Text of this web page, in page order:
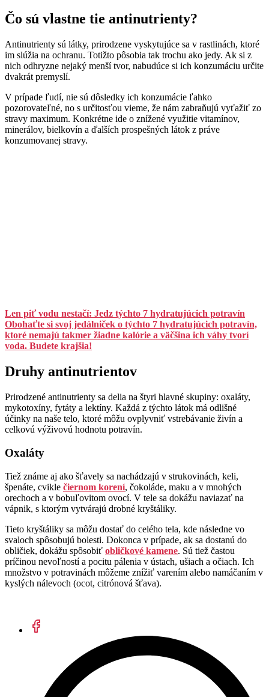
Čo sú vlastne tie antinutrienty?
Antinutrienty sú látky, prirodzene vyskytujúce sa v rastlinách, ktoré
im slúžia na ochranu. Totižto pôsobia tak trochu ako jedy. Ak si z
nich odhryzne nejaký menší tvor, nabudúce si ich konzumáciu určite
dvakrát premyslí.
V prípade ľudí, nie sú dôsledky ich konzumácie ľahko
pozorovateľné, no s určitosťou vieme, že nám zabraňujú vyťažiť zo
stravy maximum. Konkrétne ide o znížené využitie vitamínov,
minerálov, bielkovín a ďalších prospešných látok z práve
konzumovanej stravy.
Len piť vodu nestačí: Jedz týchto 7 hydratujúcich potravín
Obohaťte si svoj jedálniček o týchto 7 hydratujúcich potravín,
ktoré nemajú takmer žiadne kalórie a väčšina ich váhy tvorí
voda. Budete krajšia!
Druhy antinutrientov
Prirodzené antinutrienty sa delia na štyri hlavné skupiny: oxaláty,
mykotoxíny, fytáty a lektíny. Každá z týchto látok má odlišné
účinky na naše telo, ktoré môžu ovplyvniť vstrebávanie živín a
celkovú výživovú hodnotu potravín.
Oxaláty
Tiež známe aj ako šťavely sa nachádzajú v strukovinách, keli,
špenáte, cvikle čiernom korení, čokoláde, maku a v mnohých
orechoch a v bobuľovitom ovocí. V tele sa dokážu naviazať na
vápnik, s ktorým vytvárajú drobné kryštáliky.
Tieto kryštáliky sa môžu dostať do celého tela, kde následne vo
svaloch spôsobujú bolesti. Dokonca v prípade, ak sa dostanú do
obličiek, dokážu spôsobiť obličkové kamene. Sú tiež častou
príčinou nevoľností a pocitu pálenia v ústach, ušiach a očiach. Ich
množstvo v potravinách môžeme znížiť varením alebo namáčaním v
kyslých nálevoch (ocot, citrónová šťava).